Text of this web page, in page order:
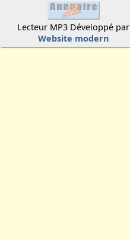
Lecteur MP3 Développé par
Website modern